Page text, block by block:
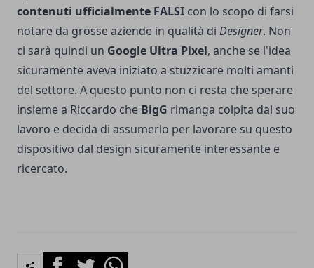
contenuti ufficialmente FALSI con lo scopo di farsi
notare da grosse aziende in qualità di Designer. Non
ci sarà quindi un Google Ultra Pixel, anche se l'idea
sicuramente aveva iniziato a stuzzicare molti amanti
del settore. A questo punto non ci resta che sperare
insieme a Riccardo che BigG rimanga colpita dal suo
lavoro e decida di assumerlo per lavorare su questo
dispositivo dal design sicuramente interessante e
ricercato.
FacebookTwitterWhatsapp